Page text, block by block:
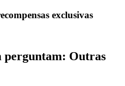
exclusivas
perguntam: Outras